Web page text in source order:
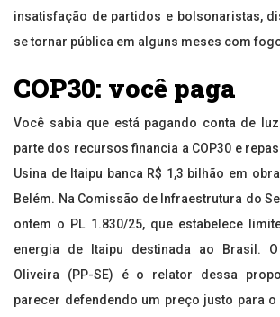
insatisfação de partidos e bolsonaristas,
se tornar pública em alguns meses com
COP30: você paga
Você sabia que está pagando conta de
parte dos recursos financia a COP30 e
Usina de Itaipu banca R$ 1,3 bilhão em
Belém. Na Comissão de Infraestrutura do
ontem o PL 1.830/25, que estabelece
energia de Itaipu destinada ao Brasil.
Oliveira (PP-SE) é o relator dessa
parecer defendendo um preço justo para o